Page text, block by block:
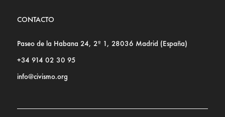
CONTACTO
Paseo de la Habana 24, 2º 1, 28036 Madrid (España)
+34 914 02 30 95
info@civismo.org